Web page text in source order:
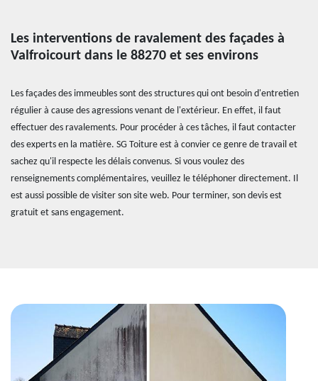
Les interventions de ravalement des façades à
Valfroicourt dans le 88270 et ses environs
Les façades des immeubles sont des structures qui ont besoin d'entretien
régulier à cause des agressions venant de l'extérieur. En effet, il faut
effectuer des ravalements. Pour procéder à ces tâches, il faut contacter
des experts en la matière. SG Toiture est à convier ce genre de travail et
sachez qu'il respecte les délais convenus. Si vous voulez des
renseignements complémentaires, veuillez le téléphoner directement. Il
est aussi possible de visiter son site web. Pour terminer, son devis est
gratuit et sans engagement.